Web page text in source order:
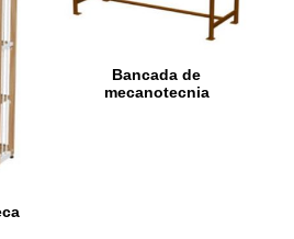
Bancada de
mecanotecnia